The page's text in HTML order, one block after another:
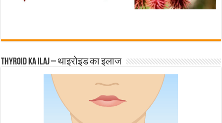
Thyroid ka ilaj – थाइरोइड का इलाज